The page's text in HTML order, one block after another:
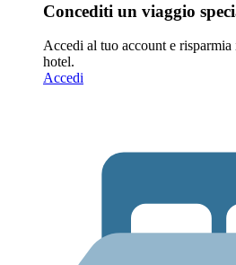
Concediti un viaggio
Accedi al tuo account e
hotel.
Accedi